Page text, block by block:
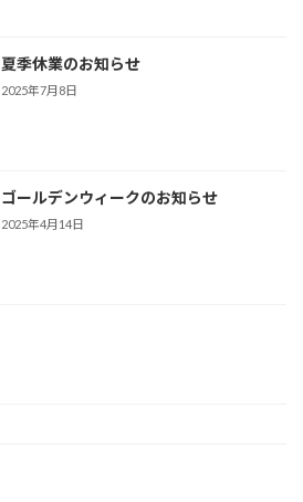
夏季休業のお知らせ
2025年7月8日
ゴールデンウィークのお知らせ
2025年4月14日